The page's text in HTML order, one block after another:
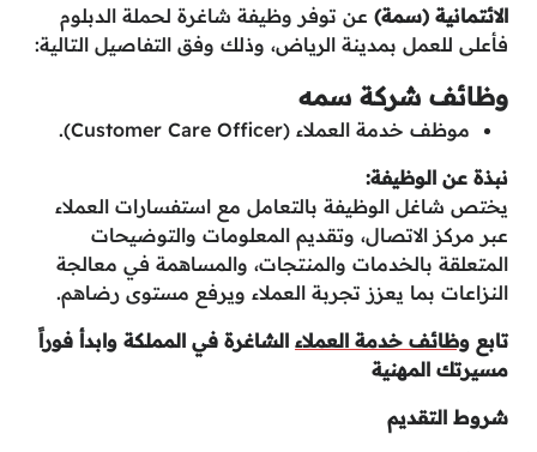
الائتمانية (سمة) عن توفر وظيفة شاغرة لحملة الدبلوم
فأعلى للعمل بمدينة الرياض، وذلك وفق التفاصيل التالية:
وظائف شركة سمه
موظف خدمة العملاء (Customer Care Officer).
نبذة عن الوظيفة:
يختص شاغل الوظيفة بالتعامل مع استفسارات العملاء
عبر مركز الاتصال، وتقديم المعلومات والتوضيحات
المتعلقة بالخدمات والمنتجات، والمساهمة في معالجة
النزاعات بما يعزز تجربة العملاء ويرفع مستوى رضاهم.
تابع وظائف خدمة العملاء الشاغرة في المملكة وابدأ فوراً
مسيرتك المهنية
شروط التقديم